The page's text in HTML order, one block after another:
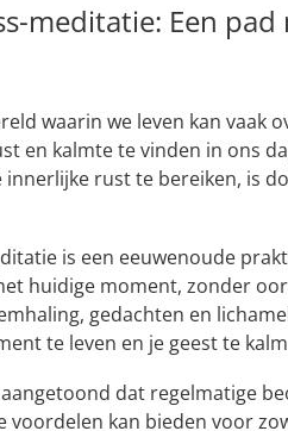
meditatie: Een
waarin we leven kan vaak
en kalmte te vinden in ons
innerlijke rust te bereiken, is
is een eeuwenoude
huidige moment, zonder
gedachten en
te leven en je geest te
dat regelmatige
voordelen kan bieden voor